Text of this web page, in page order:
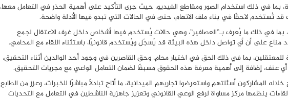
بما في ذلك استخدام الصور ومقاطع الفيديو، حيث جرى التأكيد على أهمية الحذر في التعامل معها،
تُستخدم لاحقًا في بناء ملف الاتهام، حتى في الحالات التي تبدو فيها الأدلة واضحة.
بما في ذلك ما يُعرف بـ”العصافير”، وهي حالات يُستخدم فيها أشخاص داخل غرف الاعتقال لجمع
على أن أي تواصل داخل هذه البيئة قد يُسجّل ويُستخدم قانونيًا، باستثناء اللقاء مع المحامي.
بما في ذلك الحق في اختيار محامٍ، وحق القاصرين في وجود أحد الوالدين أثناء التحقيق،
عنف، إضافة إلى أهمية معرفة هذه الحقوق مسبقًا لضمان التعامل الواعي مع مجريات التحقيق.
المشاركون أسئلتهم واستعرضوا تجاربهم الميدانية، ما أتاح تبادلًا مباشرًا للخبرات، وعزز من الطابع
ينظمها مركز مساواة لرفع الوعي القانوني وتعزيز جاهزية الناشطين في التعامل مع التحديات